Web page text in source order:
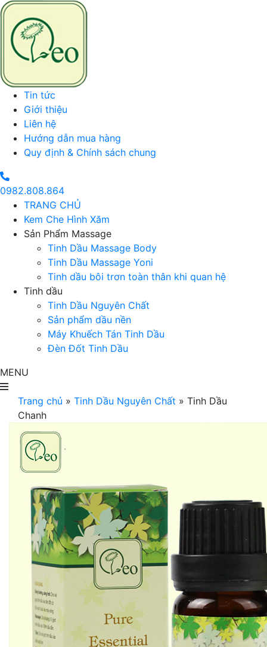
Tin tức
Giới thiệu
Liên hệ
Hướng dẫn mua hàng
Quy định & Chính sách chung
0982.808.864
TRANG CHỦ
Kem Che Hình Xăm
Sản Phẩm Massage
Tinh Dầu Massage Body
Tinh Dầu Massage Yoni
Tinh dầu bôi trơn toàn thân khi quan hệ
Tinh dầu
Tinh Dầu Nguyên Chất
Sản phẩm dầu nền
Máy Khuếch Tán Tinh Dầu
Đèn Đốt Tinh Dầu
MENU
Trang chủ » Tinh Dầu Nguyên Chất » Tinh Dầu
Chanh